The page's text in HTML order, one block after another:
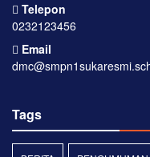
Telepon
0232123456
Email
Tags